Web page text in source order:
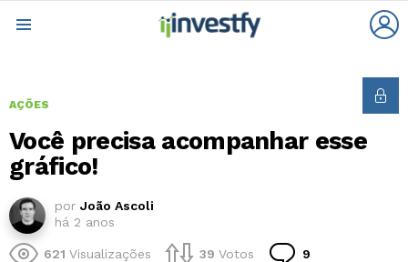
AÇÕES
Você precisa acompanhar esse
gráfico!
por João Ascoli
há 2 anos
621 Visualizações 39 Votos 9